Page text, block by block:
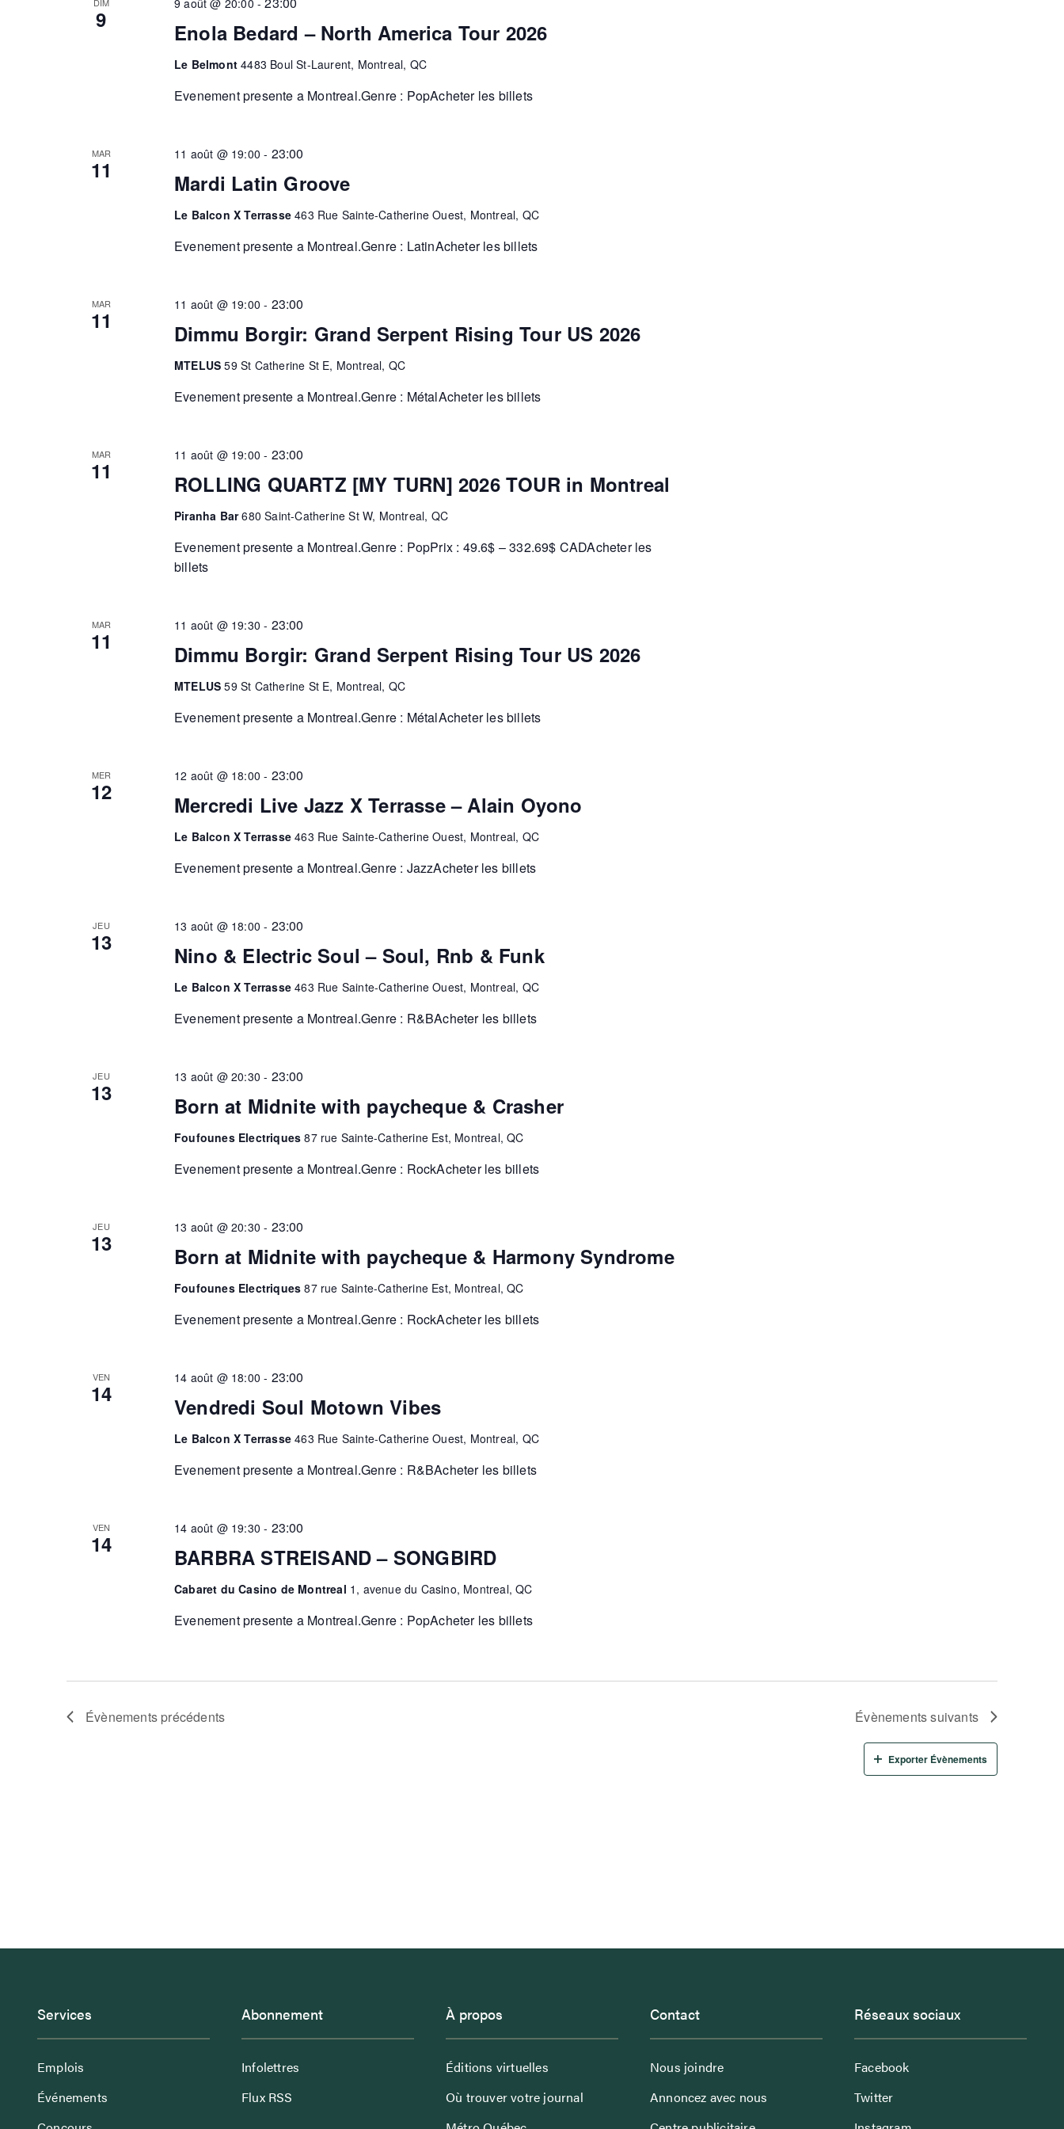
9 Enola Bedard – North America Tour 2026
9 août @ 20:00 -
Le Belmont 4483 Boul St-Laurent, Montreal, QC
Evenement presente a Montreal.Genre : PopAcheter les billets
MAR
11 Mardi Latin Groove
11 août @ 19:00 - 23:00
Le Balcon X Terrasse 463 Rue Sainte-Catherine Ouest, Montreal, QC
Evenement presente a Montreal.Genre : LatinAcheter les billets
MAR
11 Dimmu Borgir: Grand Serpent Rising Tour US 2026
11 août @ 19:00 - 23:00
MTELUS 59 St Catherine St E, Montreal, QC
Evenement presente a Montreal.Genre : MétalAcheter les billets
MAR
11 ROLLING QUARTZ [MY TURN] 2026 TOUR in Montreal
11 août @ 19:00 - 23:00
Piranha Bar 680 Saint-Catherine St W, Montreal, QC
Evenement presente a Montreal.Genre : PopPrix : 49.6$ – 332.69$ CADAcheter les
billets
MAR
11 Dimmu Borgir: Grand Serpent Rising Tour US 2026
11 août @ 19:30 - 23:00
MTELUS 59 St Catherine St E, Montreal, QC
Evenement presente a Montreal.Genre : MétalAcheter les billets
MER
12 Mercredi Live Jazz X Terrasse – Alain Oyono
12 août @ 18:00 - 23:00
Le Balcon X Terrasse 463 Rue Sainte-Catherine Ouest, Montreal, QC
Evenement presente a Montreal.Genre : JazzAcheter les billets
JEU
13 Nino & Electric Soul – Soul, Rnb & Funk
13 août @ 18:00 - 23:00
Le Balcon X Terrasse 463 Rue Sainte-Catherine Ouest, Montreal, QC
Evenement presente a Montreal.Genre : R&BAcheter les billets
JEU
13 Born at Midnite with paycheque & Crasher
13 août @ 20:30 - 23:00
Foufounes Electriques 87 rue Sainte-Catherine Est, Montreal, QC
Evenement presente a Montreal.Genre : RockAcheter les billets
JEU
13 Born at Midnite with paycheque & Harmony Syndrome
13 août @ 20:30 - 23:00
Foufounes Electriques 87 rue Sainte-Catherine Est, Montreal, QC
Evenement presente a Montreal.Genre : RockAcheter les billets
VEN
14 Vendredi Soul Motown Vibes
14 août @ 18:00 - 23:00
Le Balcon X Terrasse 463 Rue Sainte-Catherine Ouest, Montreal, QC
Evenement presente a Montreal.Genre : R&BAcheter les billets
VEN
14 BARBRA STREISAND – SONGBIRD
14 août @ 19:30 - 23:00
Cabaret du Casino de Montreal 1, avenue du Casino, Montreal, QC
Evenement presente a Montreal.Genre : PopAcheter les billets
Évènements précédents Évènementssuivants
Exporter Évènements
Services
Emplois
Événements
Abonnement
Infolettres
Flux RSS
À propos
Éditions virtuelles
Où trouver votre journal
Contact
Nous joindre
Annoncez avec nous
Réseaux sociaux
Facebook
Twitter